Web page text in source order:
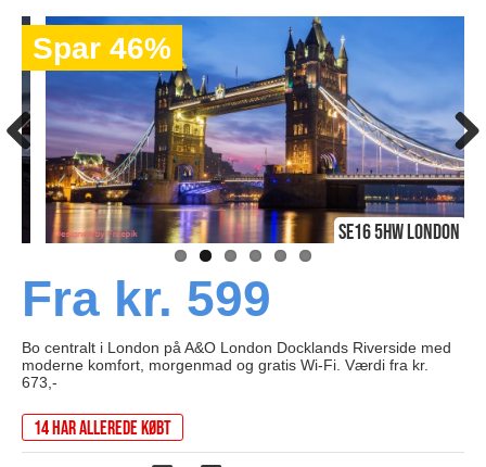
Spar 46%
SE16 5HW London
Fra kr. 599
Bo centralt i London på A&O London Docklands Riverside med
moderne komfort, morgenmad og gratis Wi-Fi. Værdi fra kr.
673,-
14 har allerede købt